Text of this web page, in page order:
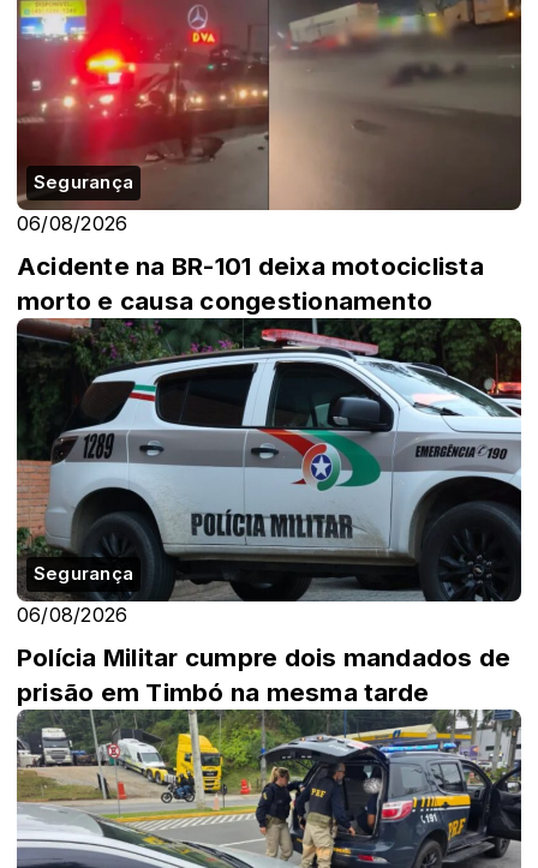
Segurança
06/08/2026
Acidente na BR-101 deixa motociclista
morto e causa congestionamento
Segurança
06/08/2026
Polícia Militar cumpre dois mandados de
prisão em Timbó na mesma tarde